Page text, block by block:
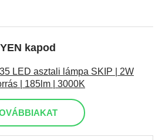
kapod
LED asztali lámpa SKIP | 2W
| 185lm | 3000K